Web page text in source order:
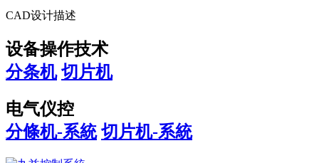
CAD设计描述
设备操作技术
分条机 切片机
电气仪控
分條机-系統 切片机-系統